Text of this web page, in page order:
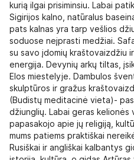
kurią ilgai prisiminsiu. Labai
Sigirijos kalno, natūralus
pats kalnas yra tarp vešlios
soduose neįprasti medžiai.
su savo įdomių kraštovaizdžiu
energija. Devynių arkų tiltas,
Elos miestelyje. Dambulos
skulptūros ir gražus
(Budistų meditacinė vieta)-
džiunglių. Labai geras kelionės
papasakojo apie jų religiją,
mums patiems praktiškai
Rusiškai ir angliškai kalbantys